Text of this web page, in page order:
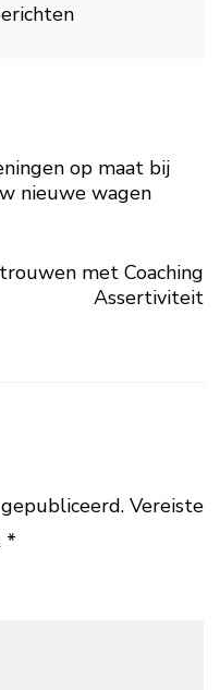
op maat bij
nieuwe wagen
met Coaching
Assertiviteit
Vereiste
*